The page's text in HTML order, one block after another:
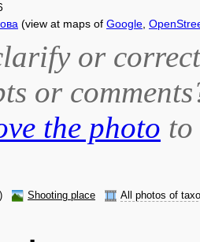
(view at maps of Google
or
or
the photo
Shooting place
All photos of